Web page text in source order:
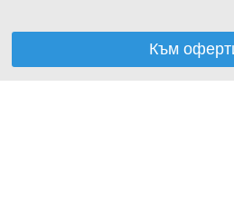
Към